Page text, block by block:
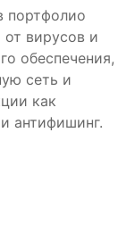
портфолио
вирусов и
обеспечения,
сеть и
как
антифишинг.